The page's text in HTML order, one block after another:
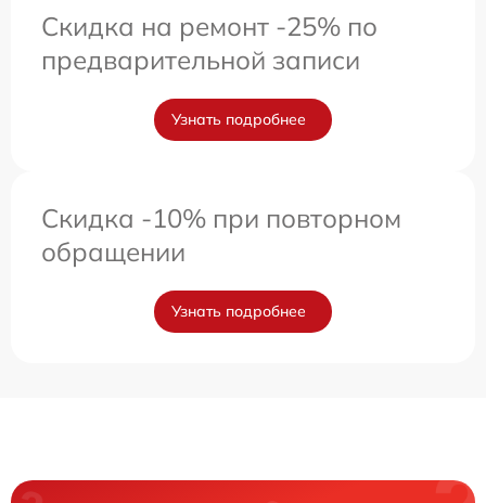
Скидка на ремонт -25% по
предварительной записи
Узнать подробнее
Скидка -10% при повторном
обращении
Узнать подробнее